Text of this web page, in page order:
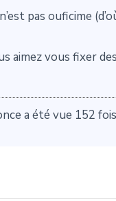
n’est pas ouficime
aimez vous fixer
a été vue 152